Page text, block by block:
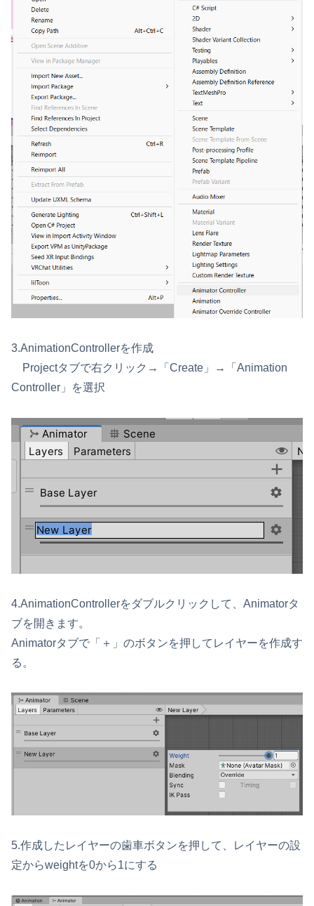
3.AnimationControllerを作成
Projectタブで右クリック→「Create」→「Animation
Controller」を選択
4.AnimationControllerをダブルクリックして、Animatorタ
ブを開きます。
Animatorタブで「＋」のボタンを押してレイヤーを作成す
る。
5.作成したレイヤーの歯車ボタンを押して、レイヤーの設
定からweightを0から1にする